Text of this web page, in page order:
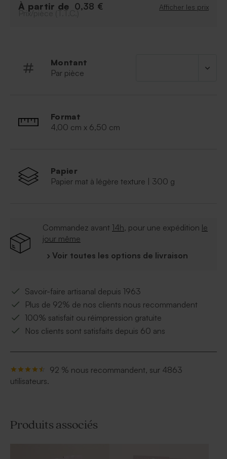
fera sensation, que ce soit sur un stylo, une boîte à
À partir de 0,38 € Afficher les prix
Prix/pièce (T.T.C.)
Montant
Par pièce
Format
4,00 cm x 6,50 cm
Papier
Papier mat à légère texture | 300 g
Commandez avant 14h, pour une expédition le
jour même
› Voir toutes les options de livraison
Savoir-faire artisanal depuis 1963
Plus de 92% de nos clients nous recommandent
100% satisfait ou réimpression gratuite
Nos clients sont satisfaits depuis 60 ans
92 % nous recommandent, sur 4863
utilisateurs.
Produits associés